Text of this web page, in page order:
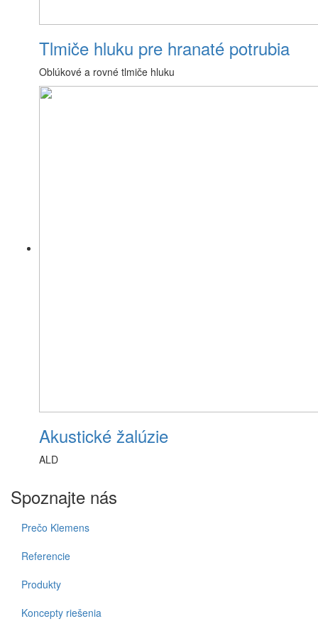
Tlmiče hluku pre hranaté potrubia
Oblúkové a rovné tlmiče hluku
Akustické žalúzie
ALD
Spoznajte nás
Prečo Klemens
Referencie
Produkty
Koncepty riešenia